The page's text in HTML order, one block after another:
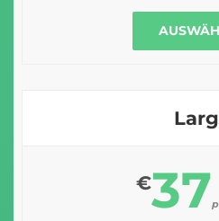
€37